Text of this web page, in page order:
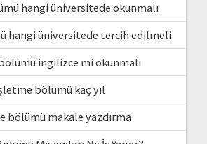
hangi üniversitede okunmalı
hangi üniversitede tercih edilmeli
ingilizce mi okunmalı
bölümü kaç yıl
bölümü makale yazdırma